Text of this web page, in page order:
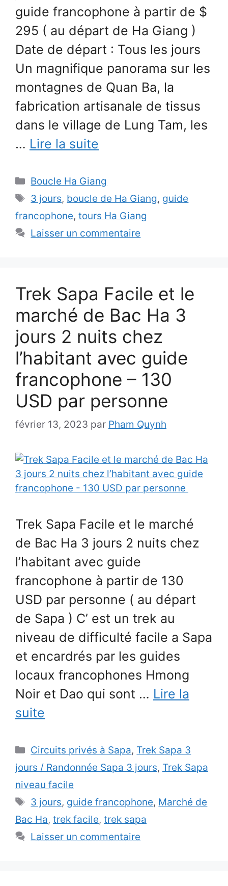
guide francophone à partir de $
295 ( au départ de Ha Giang )
Date de départ : Tous les jours
Un magnifique panorama sur les
montagnes de Quan Ba, la
fabrication artisanale de tissus
dans le village de Lung Tam, les
… Lire la suite
Catégories
Boucle Ha Giang
Étiquettes
3 jours, boucle de Ha Giang, guide
francophone, tours Ha Giang
Laisser un commentaire
Trek Sapa Facile et le
marché de Bac Ha 3
jours 2 nuits chez
l’habitant avec guide
francophone – 130
USD par personne
février 13, 2023 par Pham Quynh
Trek Sapa Facile et le marché
de Bac Ha 3 jours 2 nuits chez
l’habitant avec guide
francophone à partir de 130
USD par personne ( au départ
de Sapa ) C’ est un trek au
niveau de difficulté facile a Sapa
et encardrés par les guides
locaux francophones Hmong
Noir et Dao qui sont … Lire la
suite
Catégories
Circuits privés à Sapa, Trek Sapa 3
jours / Randonnée Sapa 3 jours, Trek Sapa
niveau facile
Étiquettes
3 jours, guide francophone, Marché de
Bac Ha, trek facile, trek sapa
Laisser un commentaire